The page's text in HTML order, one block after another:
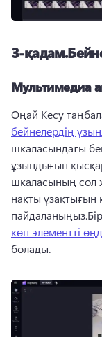
3-
Мультимедиа
Оңай Кесу
бейнелердің
шкаласындағы
ұзындығын
шкаласының сол
нақты ұзақтығын
көп элементті
болады.